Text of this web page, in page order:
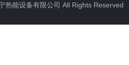
热能设备有限公司 All Rights